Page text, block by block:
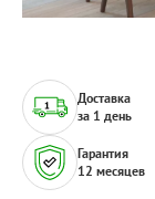
Доставка
за 1 день
Гарантия
12 месяцев